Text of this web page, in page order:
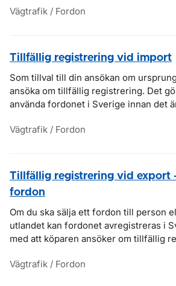
Vägtrafik / Fordon
Tillfällig registrering vid import
Som tillval till din ansökan om
ansöka om tillfällig registrering. Det
använda fordonet i Sverige innan det
Vägtrafik / Fordon
Tillfällig registrering vid export
fordon
Om du ska sälja ett fordon till person
utlandet kan fordonet avregistreras i
med att köparen ansöker om tillfällig
Vägtrafik / Fordon